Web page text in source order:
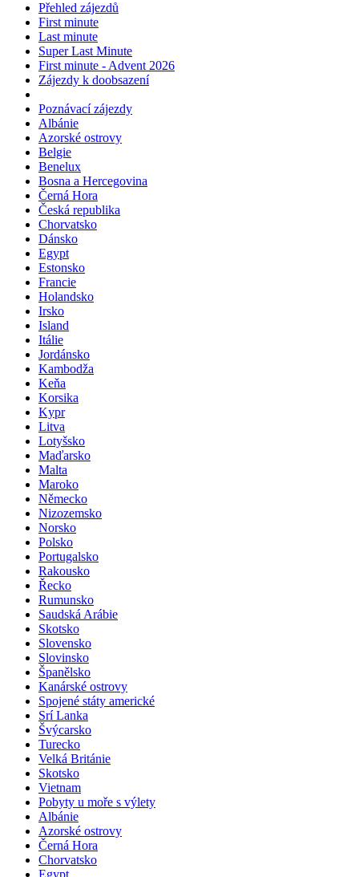
Přehled zájezdů
First minute
Last minute
Super Last Minute
First minute - Advent 2026
Zájezdy k doobsazení
Poznávací zájezdy
Albánie
Azorské ostrovy
Belgie
Benelux
Bosna a Hercegovina
Černá Hora
Česká republika
Chorvatsko
Dánsko
Egypt
Estonsko
Francie
Holandsko
Irsko
Island
Itálie
Jordánsko
Kambodža
Keňa
Korsika
Kypr
Litva
Lotyšsko
Maďarsko
Malta
Maroko
Německo
Nizozemsko
Norsko
Polsko
Portugalsko
Rakousko
Řecko
Rumunsko
Saudská Arábie
Skotsko
Slovensko
Slovinsko
Španělsko
Kanárské ostrovy
Spojené státy americké
Srí Lanka
Švýcarsko
Turecko
Velká Británie
Skotsko
Vietnam
Pobyty u moře s výlety
Albánie
Azorské ostrovy
Černá Hora
Chorvatsko
Egypt